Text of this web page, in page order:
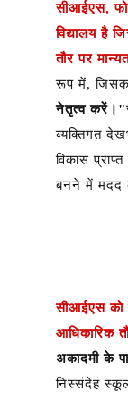
सीआईएस,
विद्यालय है
तौर पर
रूप में,
नेतृत्व करें।"
व्यक्तिगत
विकास
बनने में मदद
सीआईएस को
आधिकारिक
अकादमी के
निस्संदेह स्कूल